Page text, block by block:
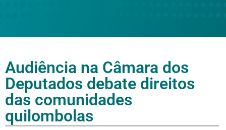
Audiência na Câmara dos
Deputados debate direitos
das comunidades
quilombolas